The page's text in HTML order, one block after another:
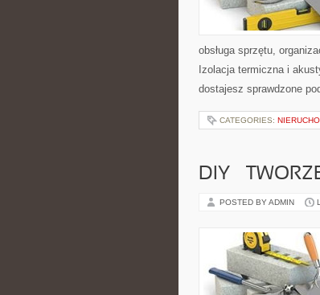
obsługa sprzętu,
Izolacja termiczna i
dostajesz sprawdzone
CATEGORIES:
DIY –
POSTED BY ADMIN